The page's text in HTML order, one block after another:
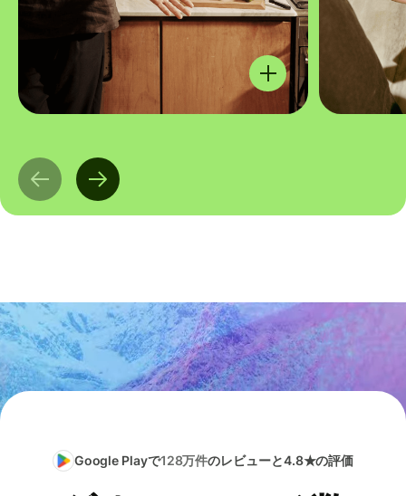
Google Playで128万件のレビューと4.8★の評価